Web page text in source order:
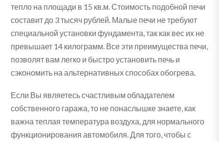
тепло на площади в 15 кв.м. Стоимость подобной печи
составит до 3 тысяч рублей. Малые печи не требуют
специальной установки фундамента, так как вес их не
превышает 14 килограмм. Все эти преимущества печи,
позволят вам легко и быстро установить печь и
сэкономить на альтернативных способах обогрева.
Если Вы являетесь счастливым обладателем
собственного гаража, то не понаслышке знаете, как
важна теплая температура воздуха, для нормального
функционирования автомобиля. Для того, чтобы с